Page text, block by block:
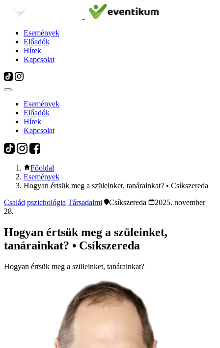
Események
Előadók
Hírek
Kapcsolat
Események
Előadók
Hírek
Kapcsolat
Főoldal
Események
Hogyan értsük meg a szüleinket, tanárainkat? • Csíkszereda
Család pszichológia Társadalmi Csíkszereda
2025. november
28.
Hogyan értsük meg a szüleinket,
tanárainkat? • Csíkszereda
Hogyan értsük meg a szüleinket, tanárainkat?